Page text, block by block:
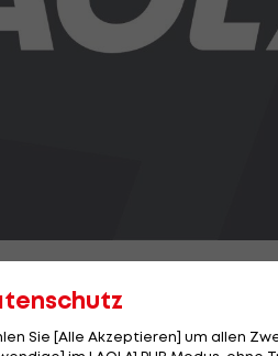
Sie [Alle Akzeptieren] um allen